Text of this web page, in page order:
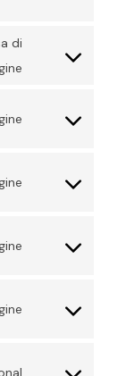
google-
di
google-
facebook
whatsapp